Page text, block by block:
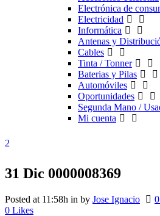
Electrónica de
Electricidad
Informática
Antenas y
Cables
Tinta / Tonner
Baterias y Pilas
Automóviles
Oportunidades
Segunda Mano /
Mi cuenta
31 Dic 0000008369
Posted at 11:58h in by Jose Ignacio
0 Likes